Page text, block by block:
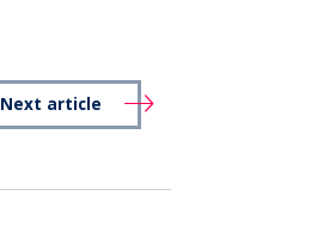
Next article